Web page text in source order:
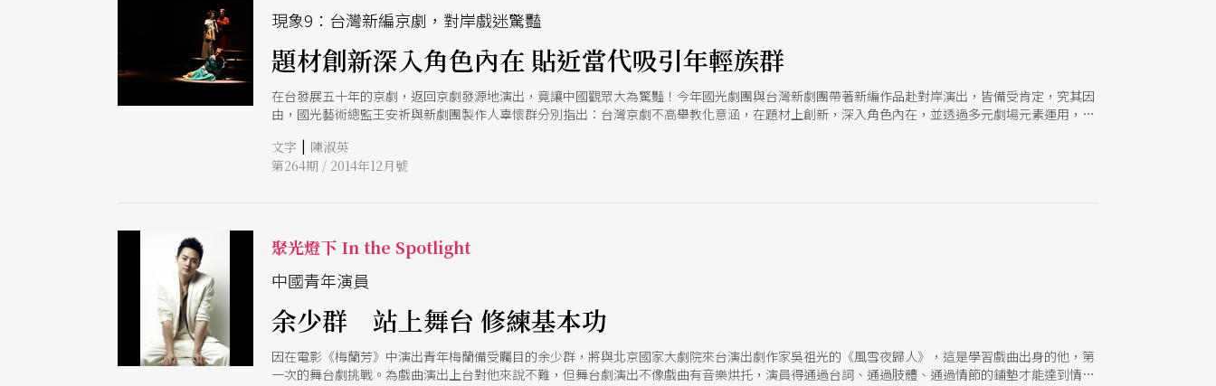
現象9：台灣新編京劇，對岸戲迷驚豔
題材創新深入角色內在 貼近當代吸引年輕族群
在台發展五十年的京劇，返回京劇發源地演出，竟讓中國觀眾大為驚豔！今年國光劇團與台灣新劇團帶著新編作品赴對岸演出，皆備受肯定，究其因
由，國光藝術總監王安祈與新劇團製作人辜懷群分別指出：台灣京劇不高舉教化意涵，在題材上創新，深入角色內在，並透過多元劇場元素運用，打
文字 | 陳淑英
第264期 / 2014年12月號
聚光燈下 In the Spotlight
中國青年演員
余少群 站上舞台 修練基本功
因在電影《梅蘭芳》中演出青年梅蘭備受矚目的余少群，將與北京國家大劇院來台演出劇作家吳祖光的《風雪夜歸人》，這是學習戲曲出身的他，第
一次的舞台劇挑戰。為戲曲演出上台對他來說不難，但舞台劇演出不像戲曲有音樂烘托，演員得通過台詞、通過肢體、通過情節的鋪墊才能達到情緒